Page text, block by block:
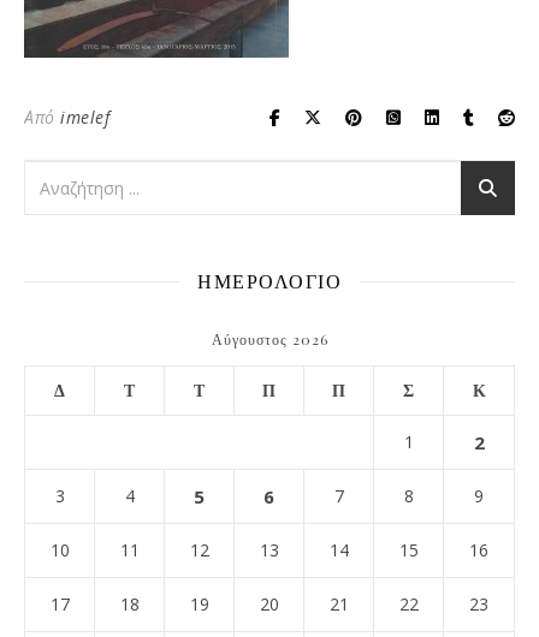
Από imelef
ΗΜΕΡΟΛΟΓΙΟ
Αύγουστος 2026
Δ Τ Τ Π Π Σ Κ
1 2
3 4 5 6 7 8 9
10 11 12 13 14 15 16
17 18 19 20 21 22 23